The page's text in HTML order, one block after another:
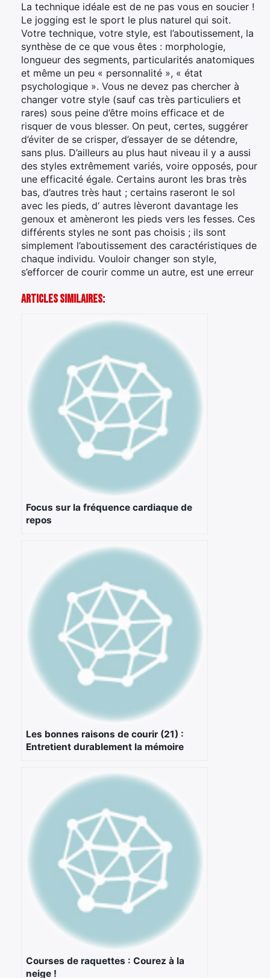
La technique idéale est de ne pas vous en soucier !
Le jogging est le sport le plus naturel qui soit.
Votre technique, votre style, est l’aboutissement, la
synthèse de ce que vous êtes : morphologie,
longueur des segments, particularités anatomiques
et même un peu « personnalité », « état
psychologique ». Vous ne devez pas chercher à
changer votre style (sauf cas très particuliers et
rares) sous peine d’être moins efficace et de
risquer de vous blesser. On peut, certes, suggérer
d’éviter de se crisper, d’essayer de se détendre,
sans plus. D’ailleurs au plus haut niveau il y a aussi
des styles extrêmement variés, voire opposés, pour
une efficacité égale. Certains auront les bras très
bas, d’autres très haut ; certains raseront le sol
avec les pieds, d‘ autres lèveront davantage les
genoux et amèneront les pieds vers les fesses. Ces
différents styles ne sont pas choisis ; ils sont
simplement l’aboutissement des caractéristiques de
chaque individu. Vouloir changer son style,
s’efforcer de courir comme un autre, est une erreur
Articles Similaires:
Focus sur la fréquence cardiaque de
repos
Les bonnes raisons de courir (21) :
Entretient durablement la mémoire
Courses de raquettes : Courez à la
neige !